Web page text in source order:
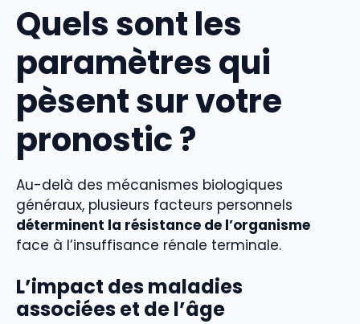
Quels sont les
paramètres qui
pèsent sur votre
pronostic ?
Au-delà des mécanismes biologiques
généraux, plusieurs facteurs personnels
déterminent la résistance de l’organisme
face à l’insuffisance rénale terminale.
L’impact des maladies
associées et de l’âge